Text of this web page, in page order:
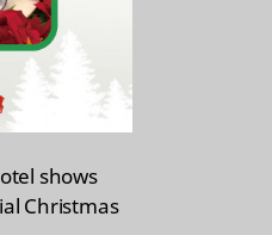
shows
Christmas